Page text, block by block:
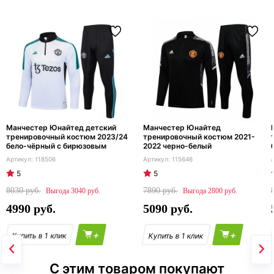
Манчестер Юнайтед детский
тренировочный костюм 2023/24
бело-чёрный с бирюзовым
118506
5
8030
3040
4990
+
Манчестер Юнайтед
тренировочный костюм 2021-
2022 черно-белый
115646
5
7890
2800
5090
+
С этим товаром покупают